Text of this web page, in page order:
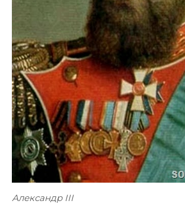
Александр III